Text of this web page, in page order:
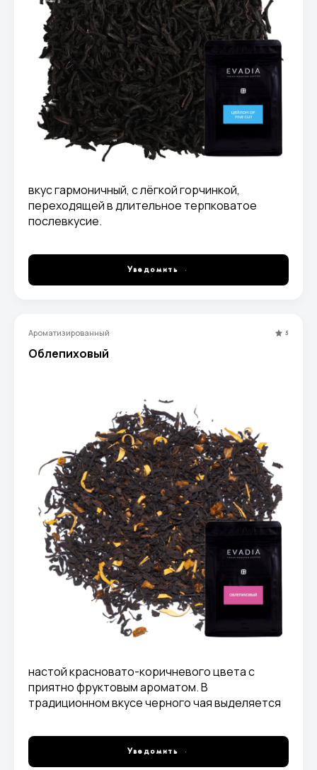
вкус гармоничный, с лёгкой горчинкой,
переходящей в длительное терпковатое
послевкусие.
Уведомить
Ароматизированный 5
Облепиховый
настой красновато-коричневого цвета с
приятно фруктовым ароматом. В
традиционном вкусе черного чая выделяется
послевкусие приятное, длительное
Уведомить